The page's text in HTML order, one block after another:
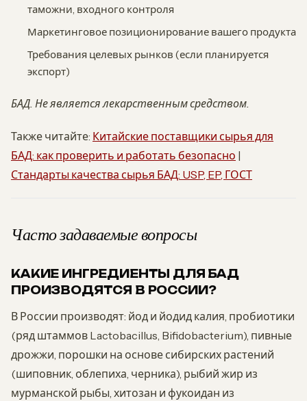
таможни, входного контроля
Маркетинговое позиционирование вашего продукта
Требования целевых рынков (если планируется
экспорт)
БАД. Не является лекарственным средством.
Также читайте: Китайские поставщики сырья для
БАД: как проверить и работать безопасно |
Стандарты качества сырья БАД: USP, EP, ГОСТ
Часто задаваемые вопросы
КАКИЕ ИНГРЕДИЕНТЫ ДЛЯ БАД
ПРОИЗВОДЯТСЯ В РОССИИ?
В России производят: йод и йодид калия, пробиотики
(ряд штаммов Lactobacillus, Bifidobacterium), пивные
дрожжи, порошки на основе сибирских растений
(шиповник, облепиха, черника), рыбий жир из
мурманской рыбы, хитозан и фукоидан из